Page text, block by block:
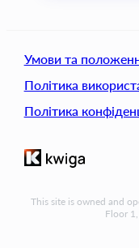
Умови та
Політика
Політика
This site is owned and
Floor